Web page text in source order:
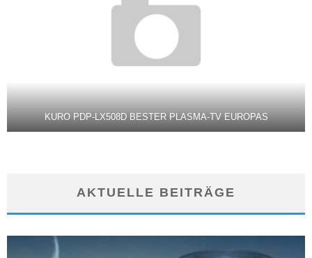
KURO PDP-LX508D BESTER PLASMA-TV EUROPAS
AKTUELLE BEITRÄGE